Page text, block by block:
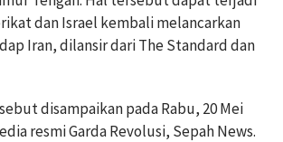
dan Israel kembali melancarkan
Iran, dilansir dari The Standard dan
disampaikan pada Rabu, 20 Mei
resmi Garda Revolusi, Sepah News.